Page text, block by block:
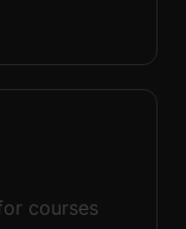
courses